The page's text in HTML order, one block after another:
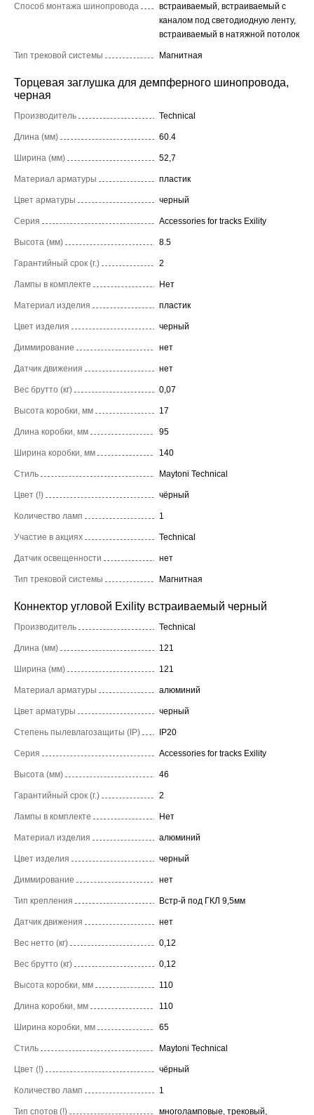
Способ монтажа шинопровода
встраиваемый, встраиваемый с
каналом под светодиодную ленту,
встраиваемый в натяжной потолок
Тип трековой системы Магнитная
Торцевая заглушка для демпферного шинопровода,
черная
Производитель Technical
Длина (мм) 60.4
Ширина (мм) 52,7
Материал арматуры пластик
Цвет арматуры черный
Серия Accessories for tracks Exility
Высота (мм) 8.5
Гарантийный срок (г.) 2
Лампы в комплекте Нет
Материал изделия пластик
Цвет изделия черный
Диммирование нет
Датчик движения нет
Вес брутто (кг) 0,07
Высота коробки, мм 17
Длина коробки, мм 95
Ширина коробки, мм 140
Стиль Maytoni Technical
Цвет (!) чёрный
Количество ламп 1
Участие в акциях Technical
Датчик освещенности нет
Тип трековой системы Магнитная
Коннектор угловой Exility встраиваемый черный
Производитель Technical
Длина (мм) 121
Ширина (мм) 121
Материал арматуры алюминий
Цвет арматуры черный
Степень пылевлагозащиты (IP) IP20
Серия Accessories for tracks Exility
Высота (мм) 46
Гарантийный срок (г.) 2
Лампы в комплекте Нет
Материал изделия алюминий
Цвет изделия черный
Диммирование нет
Тип крепления Встр-й под ГКЛ 9,5мм
Датчик движения нет
Вес нетто (кг) 0,12
Вес брутто (кг) 0,12
Высота коробки, мм 110
Длина коробки, мм 110
Ширина коробки, мм 65
Стиль Maytoni Technical
Цвет (!) чёрный
Количество ламп 1
Тип спотов (!) многоламповые, трековый,